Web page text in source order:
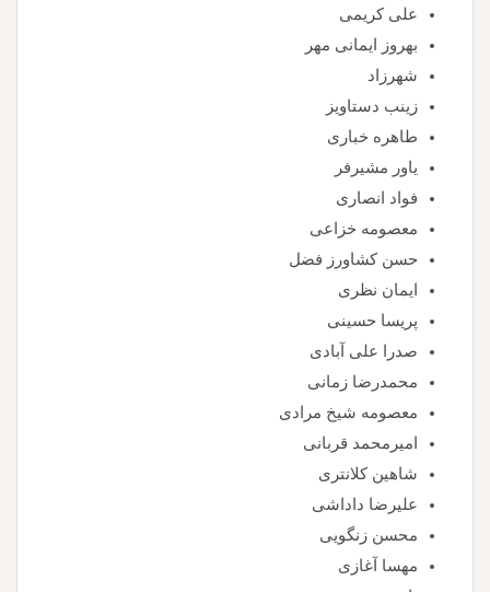
علی کریمی
بهروز ایمانی مهر
شهرزاد
زینب دستاویز
طاهره خباری
یاور مشیرفر
فواد انصاری
معصومه خزاعی
حسن کشاورز فضل
ایمان نظری
پریسا حسینی
صدرا علی آبادی
محمدرضا زمانی
معصومه شیخ مرادی
امیرمحمد قربانی
شاهین کلانتری
علیرضا داداشی
محسن زنگویی
مهسا آغازی